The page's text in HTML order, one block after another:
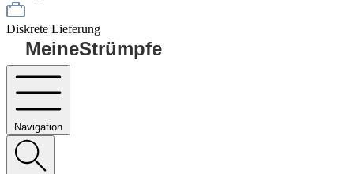
Diskrete Lieferung
MeineStrümpfe
Navigation